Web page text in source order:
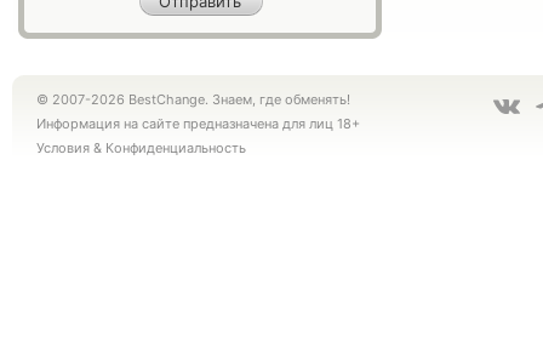
© 2007-2026 BestChange. Знаем, где обменять!
Информация на сайте предназначена для лиц 18+
Условия & Конфиденциальность